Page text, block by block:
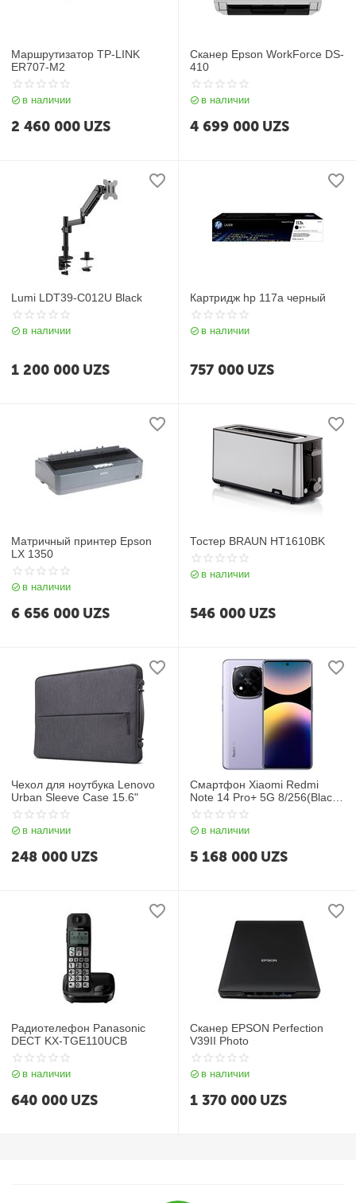
Маршрутизатор TP-LINK
ER707-M2
в наличии
2 460 000 UZS
Сканер Epson WorkForce DS-
410
в наличии
4 699 000 UZS
Lumi LDT39-C012U Black
в наличии
1 200 000 UZS
Картридж hp 117a черный
в наличии
757 000 UZS
Матричный принтер Epson
LX 1350
в наличии
6 656 000 UZS
Тостер BRAUN HT1610BK
в наличии
546 000 UZS
Чехол для ноутбука Lenovo
Urban Sleeve Case 15.6"
в наличии
248 000 UZS
Смартфон Xiaomi Redmi
Note 14 Pro+ 5G 8/256(Black
Blue Purple)
в наличии
5 168 000 UZS
Радиотелефон Panasonic
DECT KX-TGE110UCB
в наличии
640 000 UZS
Сканер EPSON Perfection
V39II Photo
в наличии
1 370 000 UZS